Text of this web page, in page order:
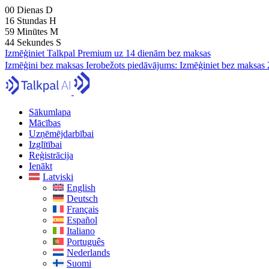
00 Dienas D
16 Stundas H
59 Minūtes M
42 Sekundes S
Izmēģiniet Talkpal Premium uz 14 dienām bez maksas
Izmēģini bez maksas Ierobežots piedāvājums: Izmēģiniet bez maksas
Sākumlapa
Mācības
Uzņēmējdarbībai
Izglītībai
Reģistrācija
Ienākt
Latviski
English
Deutsch
Français
Español
Italiano
Português
Nederlands
Suomi